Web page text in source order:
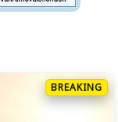
BREAKING